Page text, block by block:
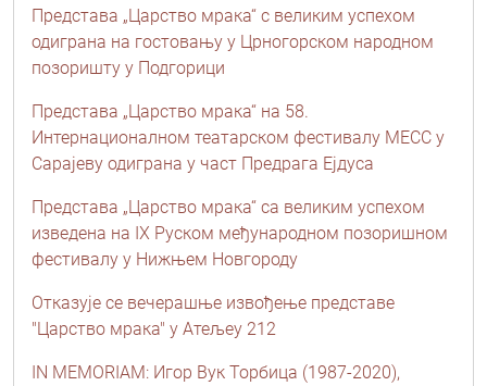
Представа „Царство мрака“ с великим успехом
одиграна на гостовању у Црногорском народном
позоришту у Подгорици
Представа „Царство мрака“ на 58.
Интернационалном театарском фестивалу МЕСС у
Сарајеву одиграна у част Предрага Ејдуса
Представа „Царство мрака“ са великим успехом
изведена на IX Руском међународном позоришном
фестивалу у Нижњем Новгороду
Отказује се вечерашње извођење представе
"Царство мрака" у Атељеу 212
IN MEMORIAM: Игор Вук Торбица (1987-2020),